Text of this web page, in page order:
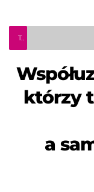
Teleinfo Pro Civium
którzy
a